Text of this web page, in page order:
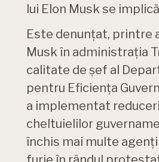
lui Elon Musk se
Este denunțat, printre
Musk în administrația
calitate de șef al
pentru Eficiența
a implementat
cheltuielilor
închis mai multe